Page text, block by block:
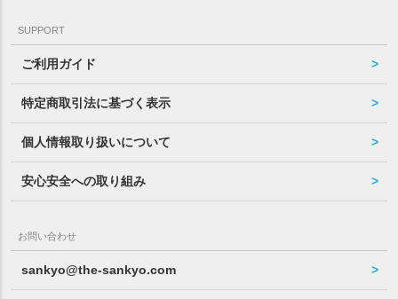
SUPPORT
ご利用ガイド
特定商取引法に基づく表示
個人情報取り扱いについて
安心安全への取り組み
お問い合わせ
sankyo@the-sankyo.com